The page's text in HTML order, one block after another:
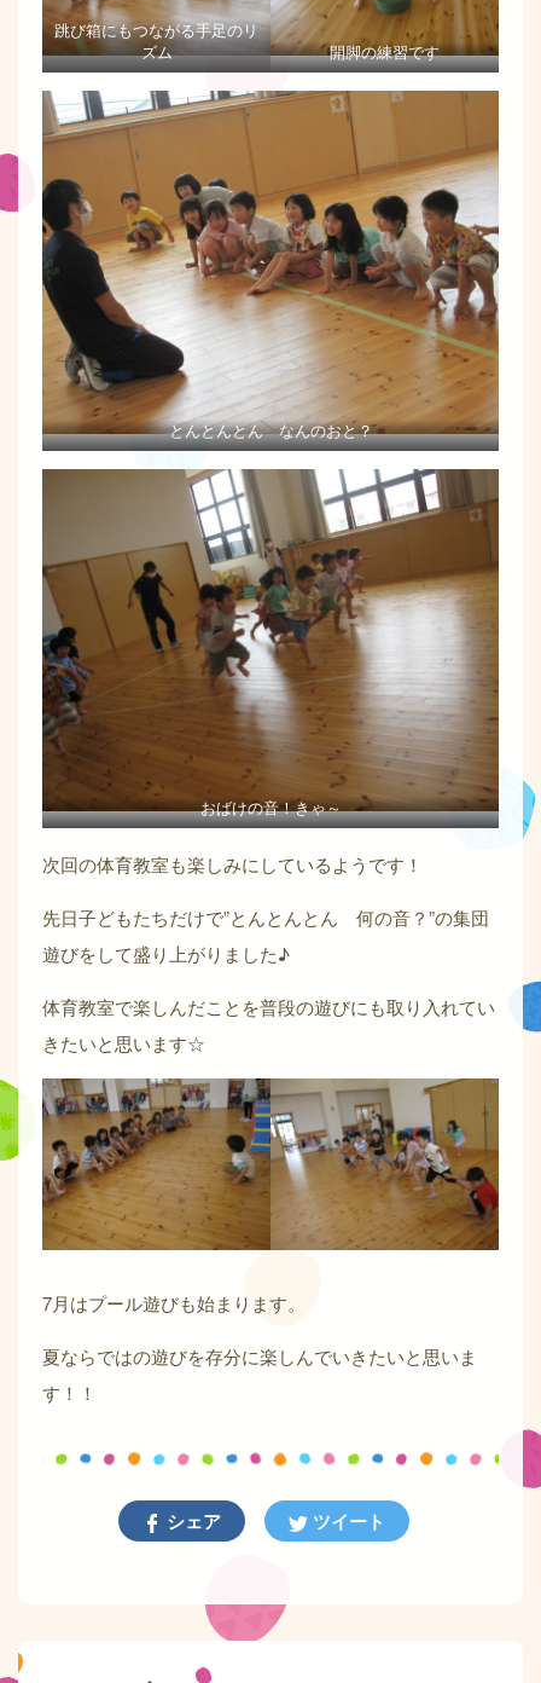
跳び箱にもつながる手足のリ
ズム
開脚の練習です
とんとんとん なんのおと？
おばけの音！きゃ～
次回の体育教室も楽しみにしているようです！
先日子どもたちだけで”とんとんとん 何の音？”の集団
遊びをして盛り上がりました♪
体育教室で楽しんだことを普段の遊びにも取り入れてい
きたいと思います☆
7月はプール遊びも始まります。
夏ならではの遊びを存分に楽しんでいきたいと思いま
す！！
シェア ツイート